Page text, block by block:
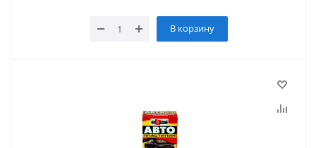
В корзину